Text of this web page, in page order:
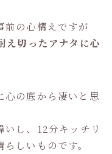
前の心構えですが
え切ったアナタに心
心の底から凄いと思
し、12分キッチリ
しいものです。